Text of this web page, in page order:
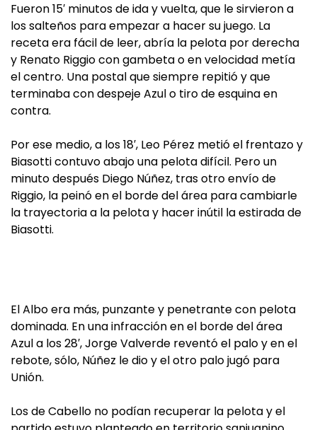
Fueron 15′ minutos de ida y vuelta, que le sirvieron a
los salteños para empezar a hacer su juego. La
receta era fácil de leer, abría la pelota por derecha
y Renato Riggio con gambeta o en velocidad metía
el centro. Una postal que siempre repitió y que
terminaba con despeje Azul o tiro de esquina en
contra.
Por ese medio, a los 18′, Leo Pérez metió el frentazo y
Biasotti contuvo abajo una pelota difícil. Pero un
minuto después Diego Núñez, tras otro envío de
Riggio, la peinó en el borde del área para cambiarle
la trayectoria a la pelota y hacer inútil la estirada de
Biasotti.
El Albo era más, punzante y penetrante con pelota
dominada. En una infracción en el borde del área
Azul a los 28′, Jorge Valverde reventó el palo y en el
rebote, sólo, Núñez le dio y el otro palo jugó para
Unión.
Los de Cabello no podían recuperar la pelota y el